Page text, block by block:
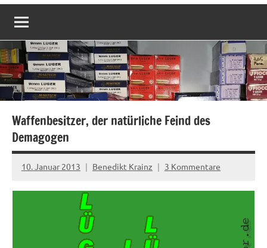
Waffenbesitzer, der natürliche Feind des
Demagogen
10. Januar 2013 Benedikt Krainz 3 Kommentare